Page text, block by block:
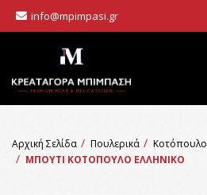
info@mpimpasi.gr
Αρχική Σελίδα Πουλερικά Κοτόπουλο
ΜΠΟΥΤΙ ΚΟΤΟΠΟΥΛΟ ΕΛΛΗΝΙΚΟ